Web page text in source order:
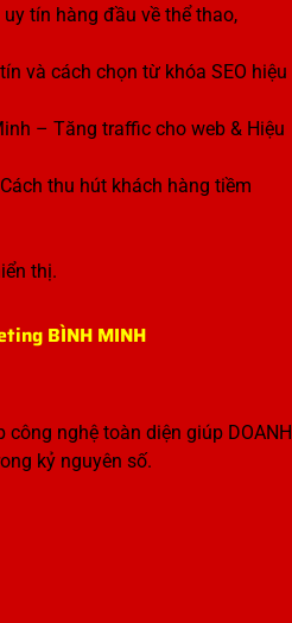
tín hàng đầu về thể thao,
và cách chọn từ khóa SEO hiệu
– Tăng traffic cho web & Hiệu
thu hút khách hàng tiềm
thị.
BÌNH MINH
nghệ toàn diện giúp DOANH
kỷ nguyên số.